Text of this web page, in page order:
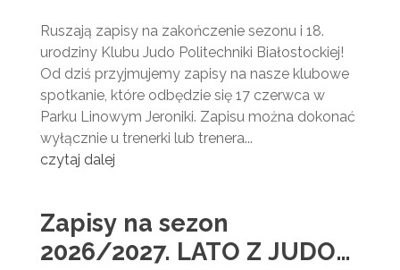
Ruszają zapisy na zakończenie sezonu i 18.
urodziny Klubu Judo Politechniki Białostockiej!
Od dziś przyjmujemy zapisy na nasze klubowe
spotkanie, które odbędzie się 17 czerwca w
Parku Linowym Jeroniki. Zapisu można dokonać
wyłącznie u trenerki lub trenera...
czytaj dalej
Zapisy na sezon
2026/2027. LATO Z JUDO